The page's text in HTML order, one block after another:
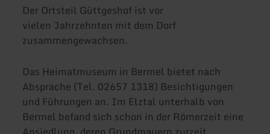
Der Ortsteil Güttgeshof ist vor
vielen Jahrzehnten mit dem Dorf
zusammengewachsen.
Das Heimatmuseum in Bermel bietet nach
Absprache (Tel. 02657 1318) Besichtigungen
und Führungen an. Im Elztal unterhalb von
Bermel befand sich schon in der Römerzeit eine